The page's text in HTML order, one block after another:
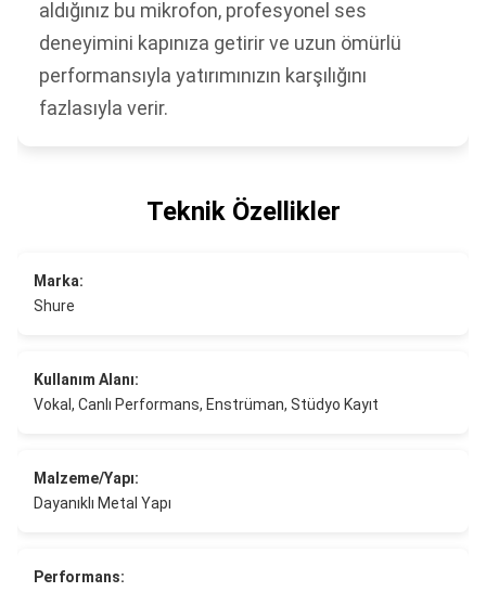
aldığınız bu mikrofon, profesyonel ses
deneyimini kapınıza getirir ve uzun ömürlü
performansıyla yatırımınızın karşılığını
fazlasıyla verir.
Teknik Özellikler
Marka:
Shure
Kullanım Alanı:
Vokal, Canlı Performans, Enstrüman, Stüdyo Kayıt
Malzeme/Yapı:
Dayanıklı Metal Yapı
Performans: